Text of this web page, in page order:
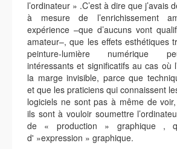
l’ordinateur » .C’est à dire que j’avais
à mesure de l’enrichissement
expérience –que d’aucuns vont
amateur–, que les effets esthétiques
peinture-lumière numérique
intéressants et significatifs au cas où
la marge invisible, parce que
et que les praticiens qui connaissent
logiciels ne sont pas à même de
ils sont à vouloir soumettre
de « production » graphique ,
d' »expression » graphique.